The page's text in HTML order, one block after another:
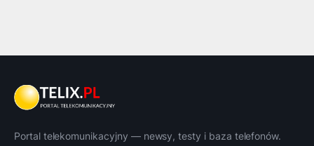
Portal telekomunikacyjny — newsy, testy i baza telefonów.